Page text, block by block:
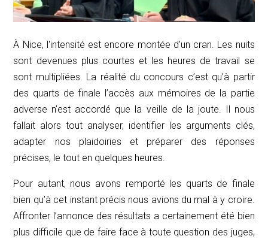
À Nice, l'intensité est encore montée d'un cran. Les nuits
sont devenues plus courtes et les heures de travail se
sont multipliées. La réalité du concours c’est qu’à partir
des quarts de finale l’accès aux mémoires de la partie
adverse n’est accordé que la veille de la joute. Il nous
fallait alors tout analyser, identifier les arguments clés,
adapter nos plaidoiries et préparer des réponses
précises, le tout en quelques heures.
Pour autant, nous avons remporté les quarts de finale
bien qu’à cet instant précis nous avions du mal à y croire.
Affronter l’annonce des résultats a certainement été bien
plus difficile que de faire face à toute question des juges,